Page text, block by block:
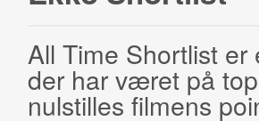
All Time Shortlist
der har været på
nulstilles filmens